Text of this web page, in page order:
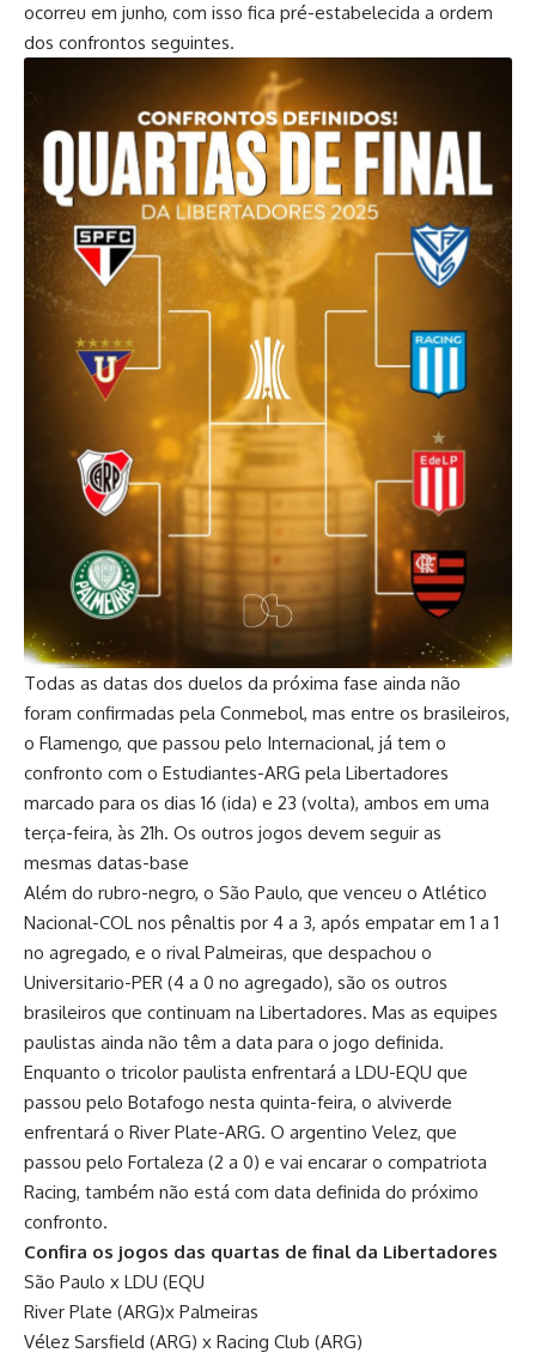
ocorreu em junho, com isso fica pré-estabelecida a ordem
dos confrontos seguintes.
Todas as datas dos duelos da próxima fase ainda não
foram confirmadas pela Conmebol, mas entre os brasileiros,
o Flamengo, que passou pelo Internacional, já tem o
confronto com o Estudiantes-ARG pela Libertadores
marcado para os dias 16 (ida) e 23 (volta), ambos em uma
terça-feira, às 21h. Os outros jogos devem seguir as
mesmas datas-base
Além do rubro-negro, o São Paulo, que venceu o Atlético
Nacional-COL nos pênaltis por 4 a 3, após empatar em 1 a 1
no agregado, e o rival Palmeiras, que despachou o
Universitario-PER (4 a 0 no agregado), são os outros
brasileiros que continuam na Libertadores. Mas as equipes
paulistas ainda não têm a data para o jogo definida.
Enquanto o tricolor paulista enfrentará a LDU-EQU que
passou pelo Botafogo nesta quinta-feira, o alviverde
enfrentará o River Plate-ARG. O argentino Velez, que
passou pelo Fortaleza (2 a 0) e vai encarar o compatriota
Racing, também não está com data definida do próximo
confronto.
Confira os jogos das quartas de final da Libertadores
São Paulo x LDU (EQU
River Plate (ARG)x Palmeiras
Vélez Sarsfield (ARG) x Racing Club (ARG)